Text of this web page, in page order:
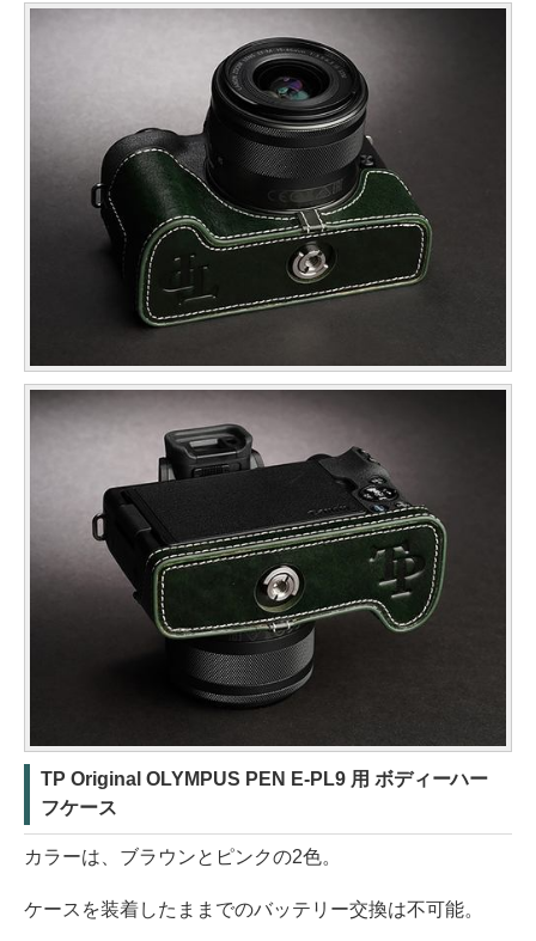
TP Original OLYMPUS PEN E-PL9 用 ボディーハー
フケース
カラーは、ブラウンとピンクの2色。
ケースを装着したままでのバッテリー交換は不可能。